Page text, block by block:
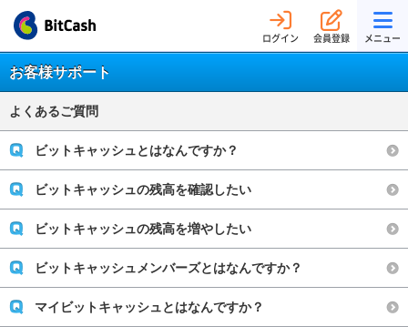
ログイン 会員登録 メニュー
お客様サポート
よくあるご質問
ビットキャッシュとはなんですか？
ビットキャッシュの残高を確認したい
ビットキャッシュの残高を増やしたい
ビットキャッシュメンバーズとはなんですか？
マイビットキャッシュとはなんですか？